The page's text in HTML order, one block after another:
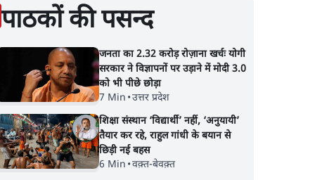
पाठकों की पसन्द
जनता का 2.32 करोड़ रोज़ाना खर्चः योगी
सरकार ने विज्ञापनों पर उड़ाने में मोदी 3.0
को भी पीछे छोड़ा
7 Min •उत्तर प्रदेश
शिक्षा संस्थान ‘विद्यार्थी’ नहीं, ‘अनुयायी’
तैयार कर रहे, राहुल गांधी के बयान से
छिड़ी नई बहस
6 Min •वक़्त-बेवक़्त